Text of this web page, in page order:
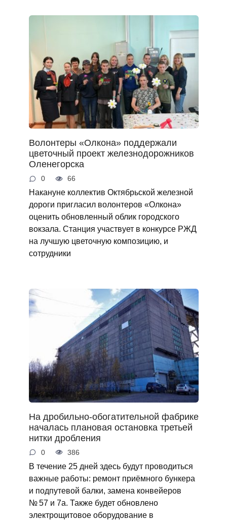
Волонтеры «Олкона» поддержали
цветочный проект железнодорожников
Оленегорска
0 66
Накануне коллектив Октябрьской железной
дороги пригласил волонтеров «Олкона»
оценить обновленный облик городского
вокзала. Станция участвует в конкурсе РЖД
на лучшую цветочную композицию, и
сотрудники
На дробильно-обогатительной фабрике
началась плановая остановка третьей
нитки дробления
0 386
В течение 25 дней здесь будут проводиться
важные работы: ремонт приёмного бункера
и подпутевой балки, замена конвейеров
№ 57 и 7а. Также будет обновлено
электрощитовое оборудование в